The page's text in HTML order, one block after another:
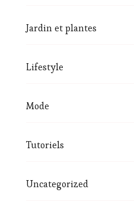
Jardin et plantes
Lifestyle
Mode
Tutoriels
Uncategorized